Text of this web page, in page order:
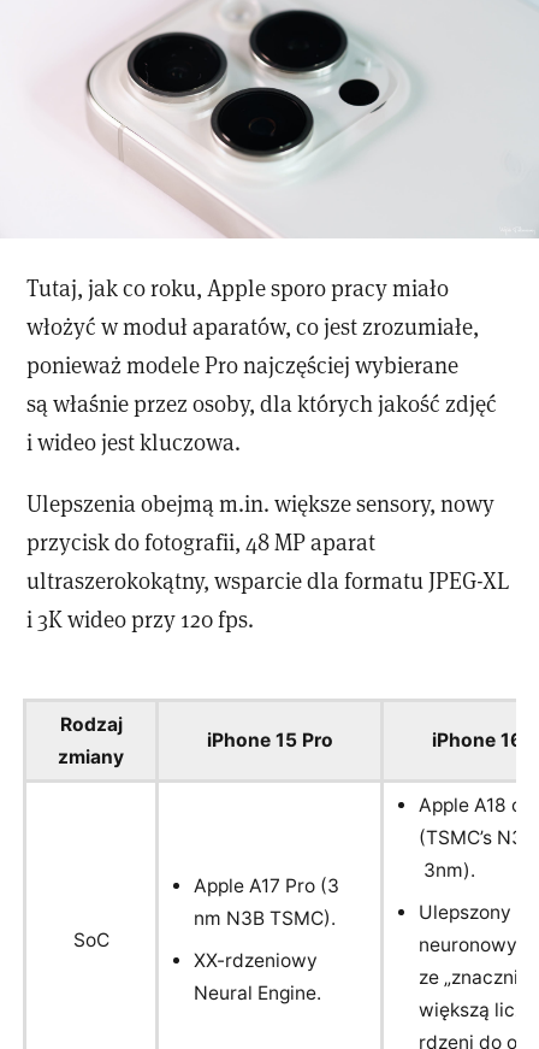
Tutaj, jak co roku, Apple sporo pracy miało
włożyć w moduł aparatów, co jest zrozumiałe,
ponieważ modele Pro najczęściej wybierane
są właśnie przez osoby, dla których jakość zdjęć
i wideo jest kluczowa.
Ulepszenia obejmą m.in. większe sensory, nowy
przycisk do fotografii, 48 MP aparat
ultraszerokokątny, wsparcie dla formatu JPEG-XL
i 3K wideo przy 120 fps.
Rodzaj
zmiany
iPhone 15 Pro iPhone 16
SoC
Apple A17 Pro (3
nm N3B TSMC).
XX-rdzeniowy
Neural Engine.
Apple A18
(TSMC’s N3E
3nm).
Ulepszony
neuronowy
ze „znacznie”
większą
rdzeni do